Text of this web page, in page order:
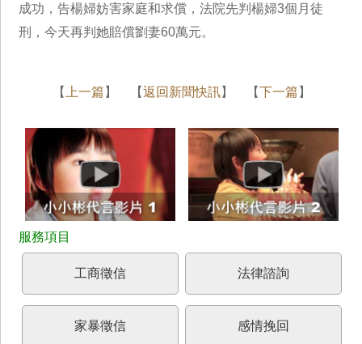
成功，告楊婦妨害家庭和求償，法院先判楊婦3個月徒
刑，今天再判她賠償劉妻60萬元。
【 上一篇 】 【返回新聞快訊】 【下一篇 】
工商徵信 法律諮詢
家暴徵信 感情挽回